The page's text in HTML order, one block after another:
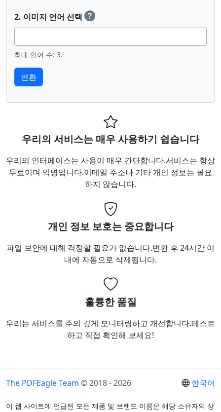
2. 이미지 언어 선택
최대 언어 수: 3.
우리의 서비스는 매우 사용하기 쉽습니다
우리의 인터페이스는 사용이 매우 간단합니다.서비스는 항상
무료이며 익명입니다.이메일 주소나 기타 개인 정보는 필요
하지 않습니다.
개인 정보 보호는 중요합니다
파일 보안에 대해 걱정할 필요가 없습니다.변환 후 24시간 이
내에 자동으로 삭제됩니다.
훌륭한 품질
우리는 서비스를 주의 깊게 모니터링하고 개선합니다.테스트
하고 직접 확인해 보세요!
The PDFEagle Team © 2018 - 2026 한국어
이 웹 사이트에 언급된 모든 제품 및 브랜드 이름은 해당 소유자의 상